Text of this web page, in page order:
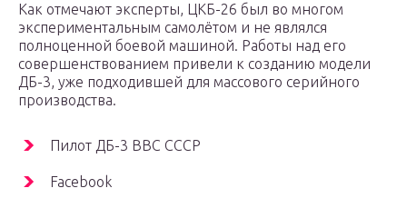
Как отмечают эксперты, ЦКБ-26 был во многом
экспериментальным самолётом и не являлся
полноценной боевой машиной. Работы над его
совершенствованием привели к созданию модели
ДБ-3, уже подходившей для массового серийного
производства.
Пилот ДБ-3 ВВС СССР
Facebook